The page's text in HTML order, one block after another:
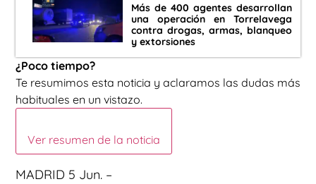
Más de 400 agentes desarrollan
una operación en Torrelavega
contra drogas, armas, blanqueo
y extorsiones
¿Poco tiempo?
Te resumimos esta noticia y aclaramos las dudas más
habituales en un vistazo.
Ver resumen de la noticia
MADRID 5 Jun. –